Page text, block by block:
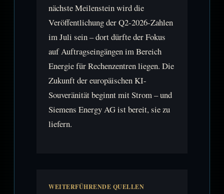
nächste Meilenstein wird die
Veröffentlichung der Q2-2026-Zahlen
im Juli sein – dort dürfte der Fokus
auf Auftragseingängen im Bereich
Energie für Rechenzentren liegen. Die
Zukunft der europäischen KI-
Souveränität beginnt mit Strom – und
Siemens Energy AG ist bereit, sie zu
liefern.
WEITERFÜHRENDE QUELLEN